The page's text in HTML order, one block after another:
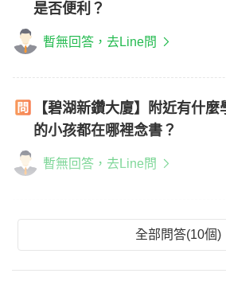
是否便利？
暫無回答，去Line問
【碧湖新鑽大廈】附近有什
的小孩都在哪裡念書？
暫無回答，去Line問
全部問答(10個)